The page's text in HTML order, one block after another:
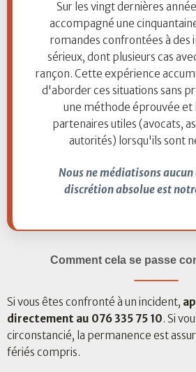
Sur les vingt dernières
accompagné une
romandes confrontées à des
sérieux, dont plusieurs cas
rançon. Cette expérience
d'aborder ces situations sans
une méthode éprouvée et
partenaires utiles (avocats,
autorités) lorsqu'ils sont
Nous ne médiatisons aucun
discrétion absolue est
Comment cela se passe
Si vous êtes confronté à un incident,
directement au 076 335 75 10. Si
circonstancié, la permanence est
fériés compris.